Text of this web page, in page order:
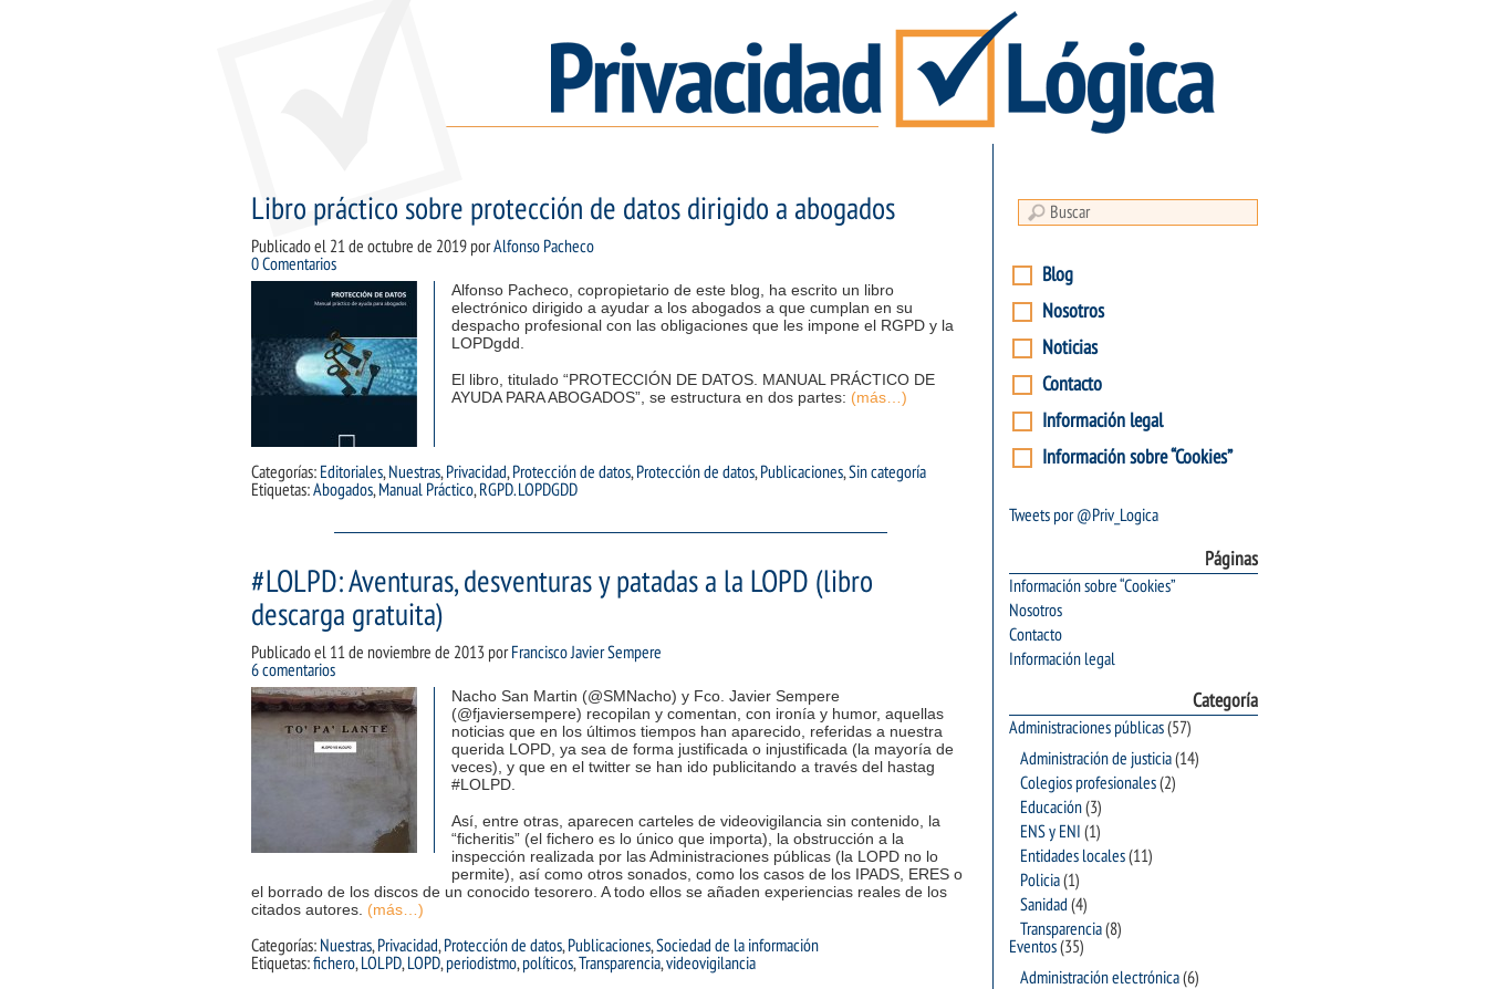
Libro práctico sobre protección de datos dirigido a abogados
Publicado el 21 de octubre de 2019 porAlfonso Pacheco
0 Comentarios
Alfonso Pacheco, copropietario de este blog, ha escrito un libro
electrónico dirigido a ayudar a los abogados a que cumplan en su
despacho profesional con las obligaciones que les impone el RGPD y la
LOPDgdd.
El libro, titulado “PROTECCIÓN DE DATOS. MANUAL PRÁCTICO DE
AYUDA PARA ABOGADOS”, se estructura en dos partes: (más…)
Categorías: Editoriales,Nuestras,Privacidad,Protección de datos,Protección de datos,Publicaciones,Sin categoría
Etiquetas:Abogados,Manual Práctico,RGPD. LOPDGDD
#LOLPD: Aventuras, desventuras y patadas a la LOPD (libro
descarga gratuita)
Publicado el 11 de noviembre de 2013 porFrancisco Javier Sempere
6 comentarios
Nacho San Martin (@SMNacho) y Fco. Javier Sempere
(@fjaviersempere) recopilan y comentan, con ironía y humor, aquellas
noticias que en los últimos tiempos han aparecido, referidas a nuestra
querida LOPD, ya sea de forma justificada o injustificada (la mayoría de
veces), y que en el twitter se han ido publicitando a través del hastag
#LOLPD.
Así, entre otras, aparecen carteles de videovigilancia sin contenido, la
“ficheritis” (el fichero es lo único que importa), la obstrucción a la
inspección realizada por las Administraciones públicas (la LOPD no lo
permite), así como otros sonados, como los casos de los IPADS, ERES o
el borrado de los discos de un conocido tesorero. A todo ellos se añaden experiencias reales de los
citados autores. (más…)
Categorías: Nuestras, Privacidad, Protección de datos, Publicaciones,Sociedad de la información
Etiquetas:fichero, LOLPD, LOPD, periodistmo, políticos,Transparencia,videovigilancia
Blog
Nosotros
Noticias
Contacto
Información legal
Información sobre “Cookies”
Tweets por @Priv_Logica
Páginas
Información sobre “Cookies”
Nosotros
Contacto
Información legal
Categoría
Administraciones públicas(57)
Administración de justicia(14)
Colegios profesionales(2)
Educación(3)
ENS y ENI (1)
Entidades locales(11)
Policia(1)
Sanidad (4)
Transparencia(8)
Eventos(35)
Administración electrónica(6)